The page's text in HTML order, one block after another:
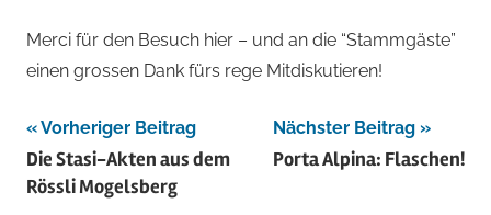
Merci für den Besuch hier – und an die “Stammgäste”
einen grossen Dank fürs rege Mitdiskutieren!
Beitragsnavigation
Vorheriger Beitrag
Die Stasi-Akten aus dem
Rössli Mogelsberg
Nächster Beitrag
Porta Alpina: Flaschen!